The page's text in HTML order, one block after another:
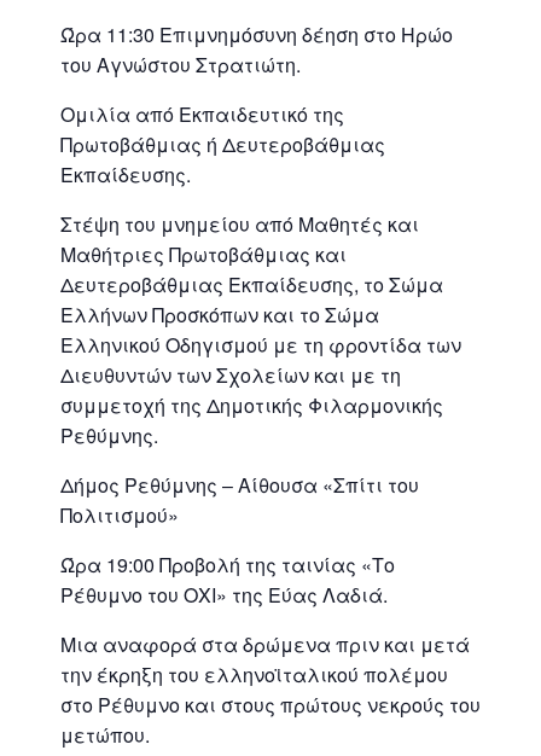
Ώρα 11:30 Επιμνημόσυνη δέηση στο Ηρώο
του Αγνώστου Στρατιώτη.
Ομιλία από Εκπαιδευτικό της
Πρωτοβάθμιας ή Δευτεροβάθμιας
Εκπαίδευσης.
Στέψη του μνημείου από Μαθητές και
Μαθήτριες Πρωτοβάθμιας και
Δευτεροβάθμιας Εκπαίδευσης, το Σώμα
Ελλήνων Προσκόπων και το Σώμα
Ελληνικού Οδηγισμού με τη φροντίδα των
Διευθυντών των Σχολείων και με τη
συμμετοχή της Δημοτικής Φιλαρμονικής
Ρεθύμνης.
Δήμος Ρεθύμνης – Αίθουσα «Σπίτι του
Πολιτισμού»
Ώρα 19:00 Προβολή της ταινίας «Το
Ρέθυμνο του ΟΧΙ» της Εύας Λαδιά.
Μια αναφορά στα δρώμενα πριν και μετά
την έκρηξη του ελληνοϊταλικού πολέμου
στο Ρέθυμνο και στους πρώτους νεκρούς του
μετώπου.